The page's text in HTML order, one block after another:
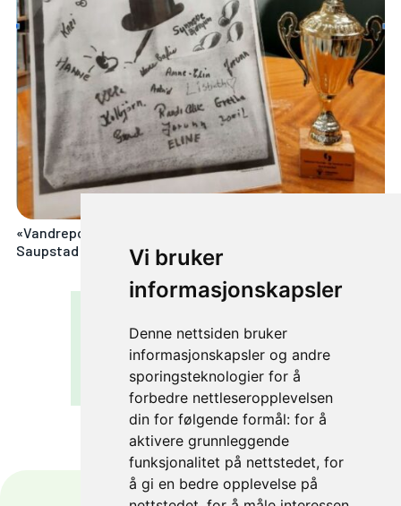
Vi bruker
informasjonskapsler
Denne nettsiden bruker
informasjonskapsler og andre
sporingsteknologier for å
forbedre nettleseropplevelsen
din for følgende formål: for å
aktivere grunnleggende
funksjonalitet på nettstedet, for
å gi en bedre opplevelse på
«Vandrepokalen» og en siste hilsen fra venner ved
Saupstad bibliotek.
Folkets røst om Miljøpakken